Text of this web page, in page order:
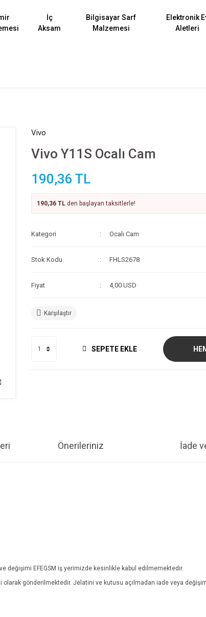
İç
Aksam
Bilgisayar Sarf
Malzemesi
Elektronik
Aletleri
Vivo
Vivo Y11S Ocalı Cam
190,36 TL
190,36 TL den başlayan taksitlerle!
Kategori Ocalı Cam
Stok Kodu FHLS2678
Fiyat 4,00 USD
Karşılaştır
SEPETE EKLE
Önerileriniz İade
değişimi EFEGSM iş yerimizde kesinlikle kabul edilmemektedir.
olarak gönderilmektedir. Jelatini ve kutusu açılmadan iade veya